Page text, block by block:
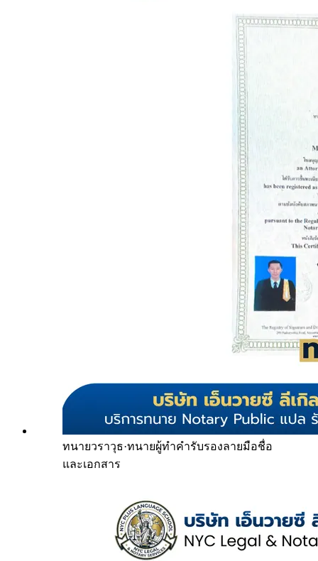
ทนายวราวุธ·ทนายผู้ทำคำรับรองลายมือชื่อ
และเอกสาร